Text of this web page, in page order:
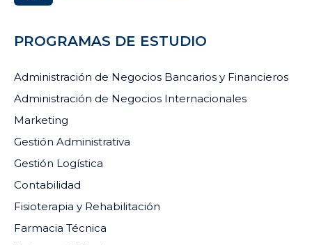
Gómez Suico
m.gomez.suico@isur.edu.
PROGRAMAS DE ESTUDIO
Administración de Negocios Bancarios y Financieros
Administración de Negocios Internacionales
Marketing
Gestión Administrativa
Gestión Logística
Contabilidad
Fisioterapia y Rehabilitación
Farmacia Técnica